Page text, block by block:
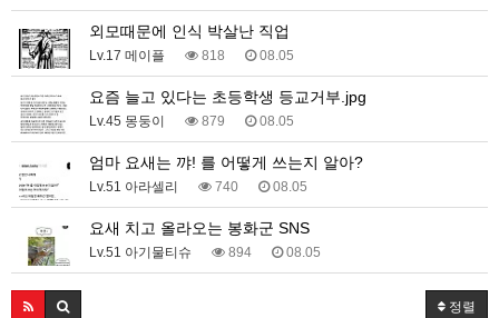
외모때문에 인식 박살난 직업
Lv.17 메이플 818 08.05
요즘 늘고 있다는 초등학생 등교거부.jpg
Lv.45 몽둥이 879 08.05
엄마 요새는 꺄! 를 어떻게 쓰는지 알아?
Lv.51 아라셀리 740 08.05
요새 치고 올라오는 봉화군 SNS
Lv.51 아기물티슈 894 08.05
정렬